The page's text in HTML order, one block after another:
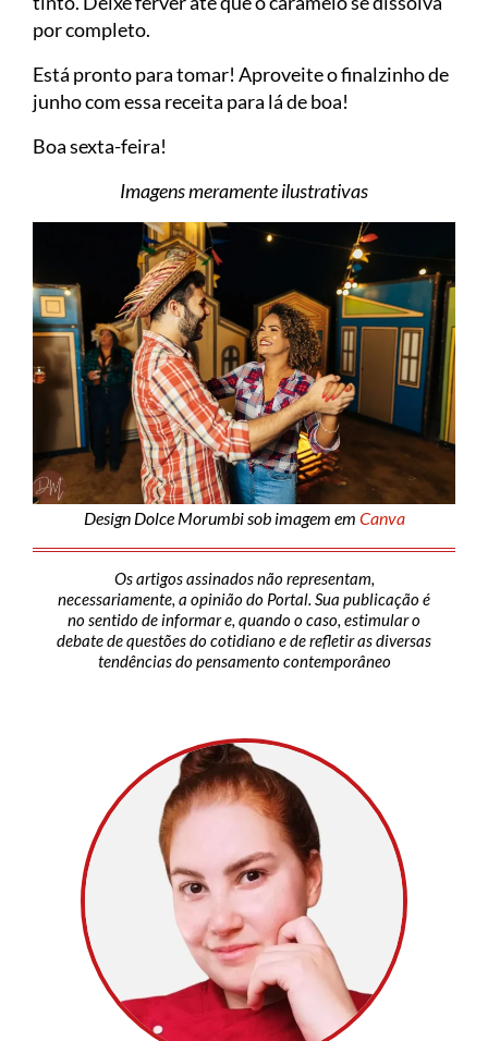
por completo.
Está pronto para tomar! Aproveite o finalzinho de
junho com essa receita para lá de boa!
Boa sexta-feira!
Imagens meramente ilustrativas
Design Dolce Morumbi sob imagem em Canva
Os artigos assinados não representam,
necessariamente, a opinião do Portal. Sua publicação é
no sentido de informar e, quando o caso, estimular o
debate de questões do cotidiano e de refletir as diversas
tendências do pensamento contemporâneo